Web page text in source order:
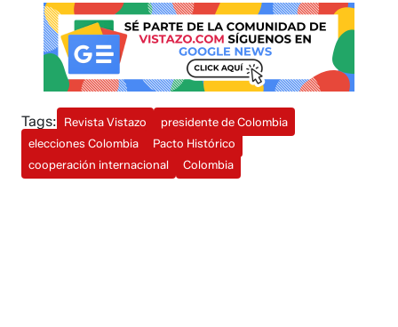
Tags: Revista Vistazo
presidente de Colombia
elecciones Colombia
Pacto Histórico
cooperación internacional
Colombia